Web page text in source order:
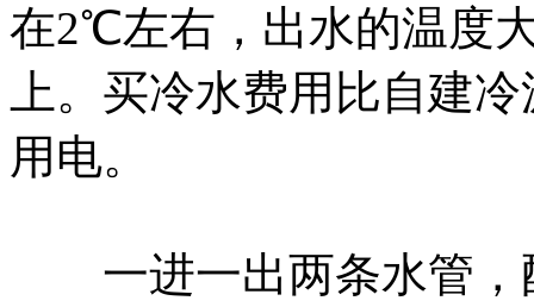
在2℃左右，出水的温度
上。买冷水费用比自建
用电。
一进一出两条水管，